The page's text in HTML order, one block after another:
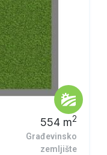
554 m2
Građevinsko
zemljište